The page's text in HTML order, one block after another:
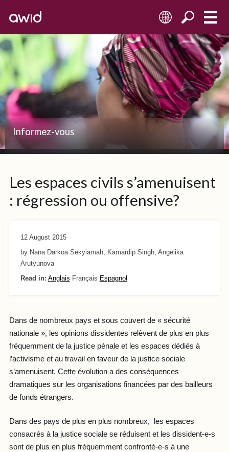
FR
Informez-vous
Les espaces civils s’amenuisent
: régression ou offensive?
12 August 2015
by Nana Darkoa Sekyiamah, Kamardip Singh, Angelika
Arutyunova
Read in: Anglais Français Espagnol
Dans de nombreux pays et sous couvert de « sécurité
nationale », les opinions dissidentes relèvent de plus en plus
fréquemment de la justice pénale et les espaces dédiés à
l’activisme et au travail en faveur de la justice sociale
s’amenuisent. Cette évolution a des conséquences
dramatiques sur les organisations financées par des bailleurs
de fonds étrangers.
Dans des pays de plus en plus nombreux, les espaces
consacrés à la justice sociale se réduisent et les dissident-e-s
sont de plus en plus fréquemment confronté-e-s à une